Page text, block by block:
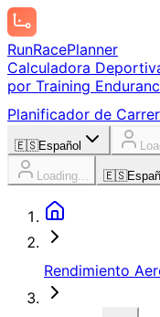
RunRacePlanner
Calculadora
por Training
Planificador de
🇪🇸Español
Loading... 🇪🇸
Rendimiento